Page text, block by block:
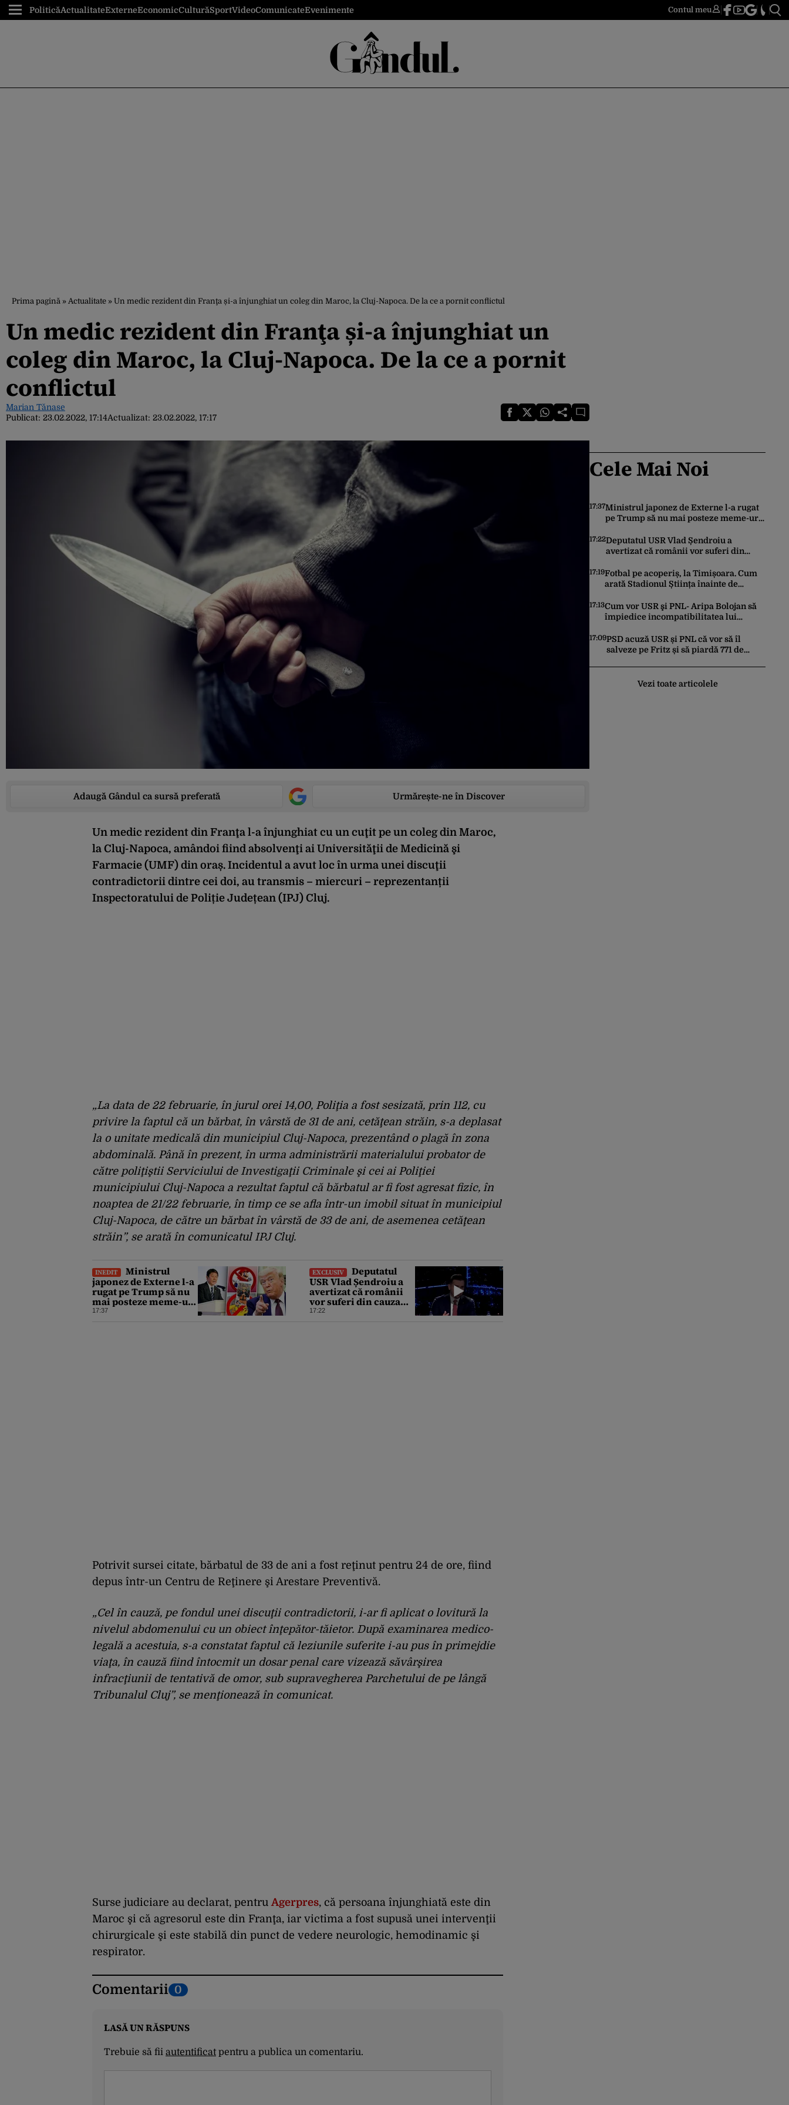
PoliticăActualitateExterneEconomicCulturăSportVideoComunicateEvenimente Contul meu
Prima pagină » Actualitate » Un medic rezident din Franţa și-a înjunghiat un coleg din Maroc, la Cluj-Napoca. De la ce a pornit conflictul
Un medic rezident din Franţa și-a înjunghiat un
coleg din Maroc, la Cluj-Napoca. De la ce a pornit
conflictul
Marian Tănase
Publicat: 23.02.2022, 17:14Actualizat: 23.02.2022, 17:17
Adaugă Gândul ca sursă preferată Urmărește-ne în Discover
Un medic rezident din Franţa l-a înjunghiat cu un cuţit pe un coleg din Maroc,
la Cluj-Napoca, amândoi fiind absolvenţi ai Universităţii de Medicină şi
Farmacie (UMF) din oraș. Incidentul a avut loc în urma unei discuţii
contradictorii dintre cei doi, au transmis – miercuri – reprezentanții
Inspectoratului de Poliție Județean (IPJ) Cluj.
„La data de 22 februarie, în jurul orei 14,00, Poliţia a fost sesizată, prin 112, cu
privire la faptul că un bărbat, în vârstă de 31 de ani, cetăţean străin, s-a deplasat
la o unitate medicală din municipiul Cluj-Napoca, prezentând o plagă în zona
abdominală. Până în prezent, în urma administrării materialului probator de
către poliţiştii Serviciului de Investigaţii Criminale şi cei ai Poliţiei
municipiului Cluj-Napoca a rezultat faptul că bărbatul ar fi fost agresat fizic, în
noaptea de 21/22 februarie, în timp ce se afla într-un imobil situat în municipiul
Cluj-Napoca, de către un bărbat în vârstă de 33 de ani, de asemenea cetăţean
străin”, se arată în comunicatul IPJ Cluj.
INEDIT
Ministrul
japonez de Externe l-a
rugat pe Trump să nu
mai posteze meme-uri
cu personaje din
17:37
EXCLUSIV
Deputatul
USR Vlad Șendroiu a
avertizat că românii
vor suferi din cauza
energiei mai scumpe.
17:22
Potrivit sursei citate, bărbatul de 33 de ani a fost reţinut pentru 24 de ore, fiind
depus într-un Centru de Reţinere şi Arestare Preventivă.
„Cel în cauză, pe fondul unei discuţii contradictorii, i-ar fi aplicat o lovitură la
nivelul abdomenului cu un obiect înţepător-tăietor. După examinarea medico-
legală a acestuia, s-a constatat faptul că leziunile suferite i-au pus în primejdie
viaţa, în cauză fiind întocmit un dosar penal care vizează săvârşirea
infracţiunii de tentativă de omor, sub supravegherea Parchetului de pe lângă
Tribunalul Cluj”, se menţionează în comunicat.
Surse judiciare au declarat, pentruAgerpres, că persoana înjunghiată este din
Maroc şi că agresorul este din Franţa, iar victima a fost supusă unei intervenţii
chirurgicale şi este stabilă din punct de vedere neurologic, hemodinamic şi
respirator.
Comentarii 0
LASĂ UN RĂSPUNS
Trebuie să fii autentificatpentru a publica un comentariu.
Cele Mai Noi
17:37Ministrul japonez de Externe l-a rugat
pe Trump să nu mai posteze meme-uri
Mario pe platformele social-media
17:22Deputatul USR Vlad Șendroiu a
avertizat că românii vor suferi din
deștepți vor specula și după vor crește
prețurile”
17:19Fotbal pe acoperiș, la Timișoara. Cum
arată Stadionul Știința înainte de
deasupra tribunei
17:13Cum vor USR şi PNL- Aripa Bolojan să
împiedice incompatibilitatea lui
intervină
17:09PSD acuză USR și PNL că vor să îl
salveze pe Fritz și să piardă 771 de
Vezi toate articolele